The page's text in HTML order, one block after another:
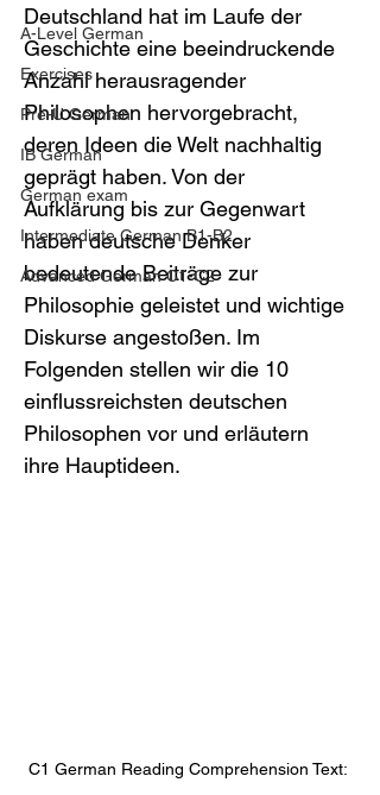
A-Level German
Exercises
Pre-U German
IB German
German exam
Intermediate German B1-B2
Advanced German C1-C2
Deutschland hat im Laufe der
Geschichte eine beeindruckende
Anzahl herausragender
Philosophen hervorgebracht,
deren Ideen die Welt nachhaltig
geprägt haben. Von der
Aufklärung bis zur Gegenwart
haben deutsche Denker
bedeutende Beiträge zur
Philosophie geleistet und wichtige
Diskurse angestoßen. Im
Folgenden stellen wir die 10
einflussreichsten deutschen
Philosophen vor und erläutern
ihre Hauptideen.
C1 German Reading Comprehension Text: